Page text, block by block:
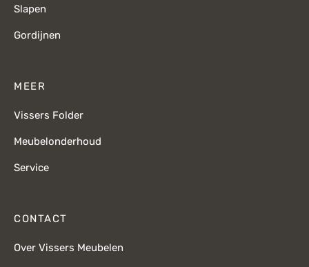
Slapen
Gordijnen
MEER
Vissers Folder
Meubelonderhoud
Service
CONTACT
Over Vissers Meubelen